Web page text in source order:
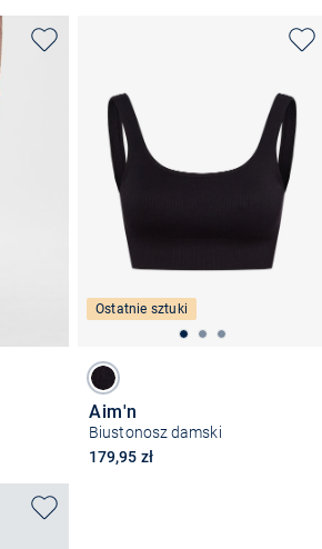
Ostatnie sztuki
Aim'n
Biustonosz damski
179,95 zł